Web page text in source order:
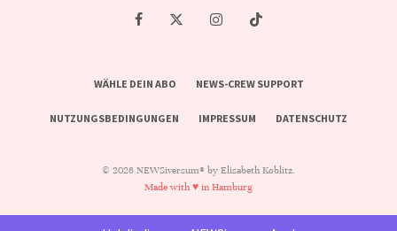
WÄHLE DEIN ABO NEWS-CREW SUPPORT
NUTZUNGSBEDINGUNGEN IMPRESSUM DATENSCHUTZ
© 2026 NEWSiversum® by Elisabeth Koblitz.
Made with ♥ in Hamburg